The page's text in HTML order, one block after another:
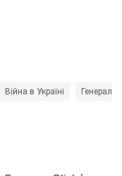
Війна в Україні